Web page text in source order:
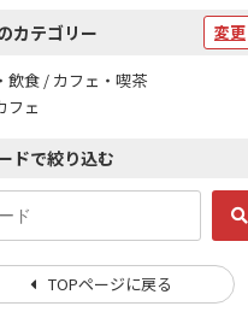
カテゴリー 変更
飲食 / カフェ・喫茶
フェ
ドで絞り込む
TOPページに戻る